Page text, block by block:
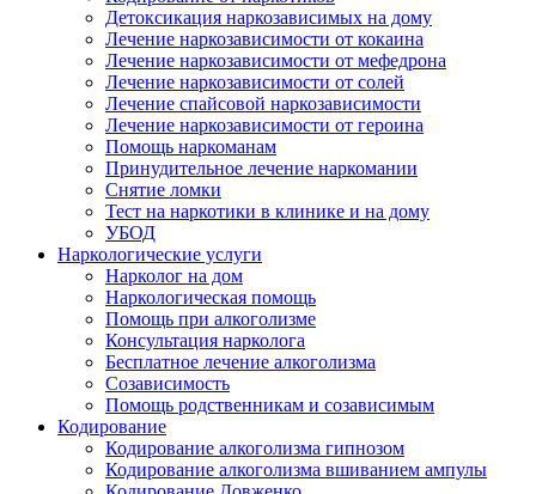
Детоксикация наркозависимых на дому
Лечение наркозависимости от кокаина
Лечение наркозависимости от мефедрона
Лечение наркозависимости от солей
Лечение спайсовой наркозависимости
Лечение наркозависимости от героина
Помощь наркоманам
Принудительное лечение наркомании
Снятие ломки
Тест на наркотики в клинике и на дому
УБОД
Наркологические услуги
Нарколог на дом
Наркологическая помощь
Помощь при алкоголизме
Консультация нарколога
Бесплатное лечение алкоголизма
Созависимость
Помощь родственникам и созависимым
Кодирование
Кодирование алкоголизма гипнозом
Кодирование алкоголизма вшиванием ампулы